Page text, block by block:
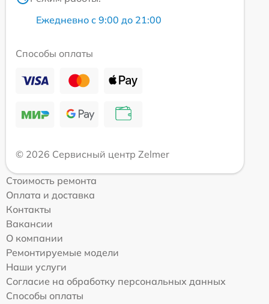
Ежедневно с 9:00 до 21:00
Способы оплаты
© 2026 Сервисный центр Zelmer
Стоимость ремонта
Оплата и доставка
Контакты
Вакансии
О компании
Ремонтируемые модели
Наши услуги
Согласие на обработку персональных данных
Способы оплаты